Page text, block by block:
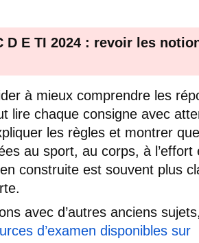
D E TI 2024 : revoir les
à mieux comprendre les
lire chaque consigne avec
les règles et montrer
au sport, au corps, à l’effort
construite est souvent plus
avec d’autres anciens
d’examen disponibles sur